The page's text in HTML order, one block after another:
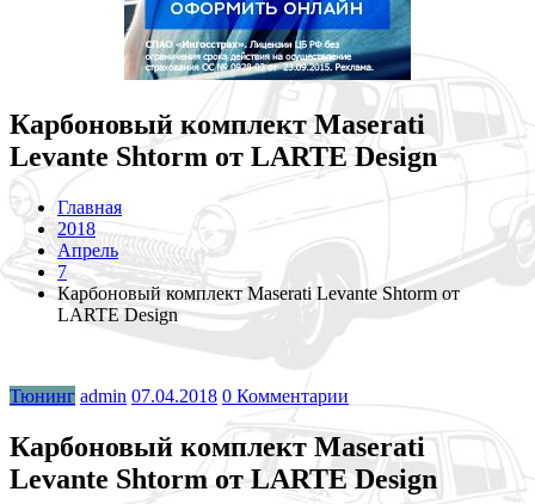
Карбоновый комплект Maserati
Levante Shtorm от LARTE Design
Главная
2018
Апрель
7
Карбоновый комплект Maserati Levante Shtorm от
LARTE Design
Тюнинг admin 07.04.2018 0 Комментарии
Карбоновый комплект Maserati
Levante Shtorm от LARTE Design